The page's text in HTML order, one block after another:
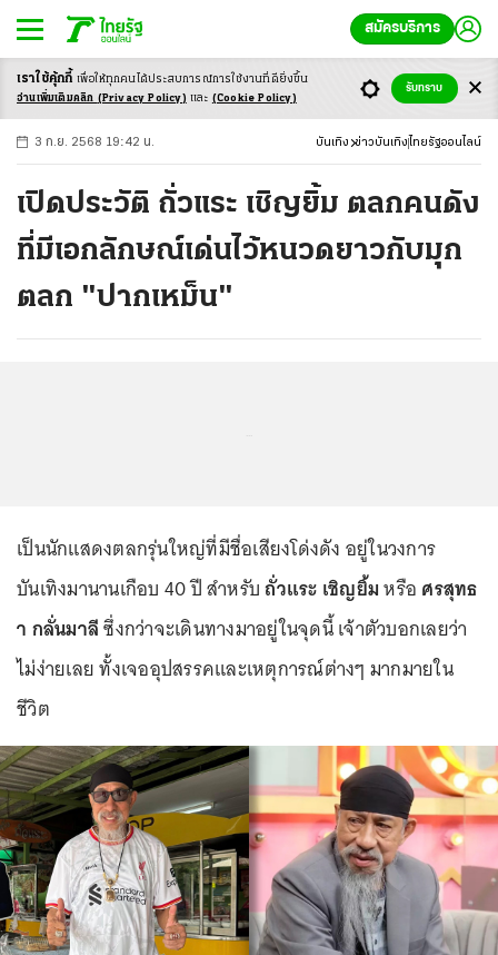
สมัครบริการ
-ก ก ก+
3 ก.ย. 2568 19:42 น. บันเทิง ข่าวบันเทิง ไทยรัฐออนไลน์
เปิดประวัติ ถั่วแระ เชิญยิ้ม ตลกคนดัง
ที่มีเอกลักษณ์เด่นไว้หนวดยาวกับมุก
ตลก "ปากเหม็น"
เป็นนักแสดงตลกรุ่นใหญ่ที่มีชื่อเสียงโด่งดัง อยู่ในวงการ
บันเทิงมานานเกือบ 40 ปี สำหรับถั่วแระ เชิญยิ้มหรือ ศรสุทธ
า กลั่นมาลีซึ่งกว่าจะเดินทางมาอยู่ในจุดนี้ เจ้าตัวบอกเลยว่า
ไม่ง่ายเลย ทั้งเจออุปสรรคและเหตุการณ์ต่างๆ มากมายใน
ชีวิต
เราใช้คุ้กกี้ เพื่อให้ทุกคนได้ประสบการณ์การใช้งานที่ดียิ่งขึ้น
อ่านเพิ่มเติมคลิก (Privacy Policy) และ (Cookie Policy)
รับทราบ